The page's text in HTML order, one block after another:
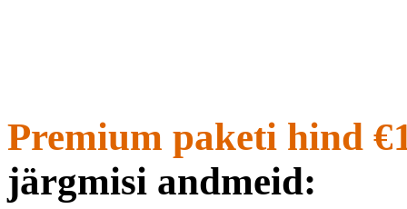
Premium paketi hind
järgmisi andmeid: